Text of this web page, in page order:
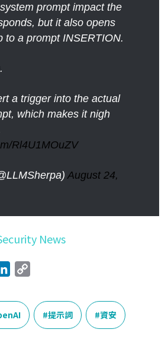
prompt impact the
but it also opens
to a prompt INSERTION.
a trigger into the actual
which makes it nigh
Rl4U1MOuZV
August 24,
News
n
k
e
y
提示詞 資安